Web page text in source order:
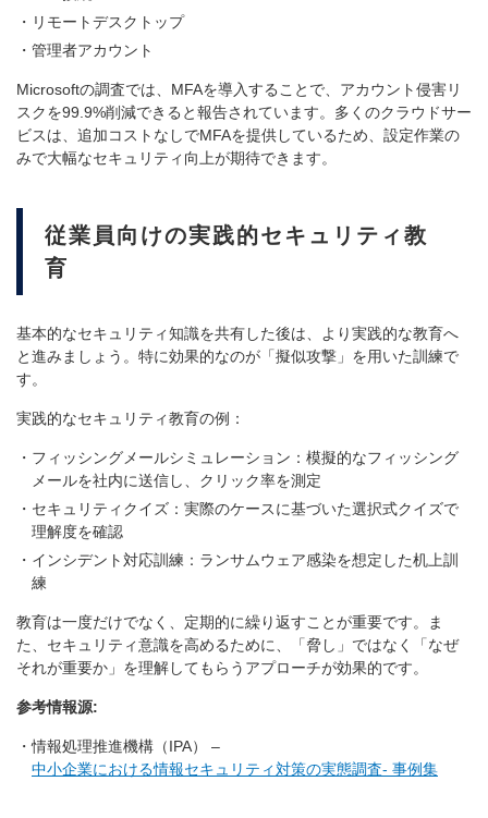
リモートデスクトップ
管理者アカウント
Microsoftの調査では、MFAを導入することで、アカウント侵害リ
スクを99.9%削減できると報告されています。多くのクラウドサー
ビスは、追加コストなしでMFAを提供しているため、設定作業の
みで大幅なセキュリティ向上が期待できます。
従業員向けの実践的セキュリティ教
育
基本的なセキュリティ知識を共有した後は、より実践的な教育へ
と進みましょう。特に効果的なのが「擬似攻撃」を用いた訓練で
す。
実践的なセキュリティ教育の例：
フィッシングメールシミュレーション：模擬的なフィッシング
メールを社内に送信し、クリック率を測定
セキュリティクイズ：実際のケースに基づいた選択式クイズで
理解度を確認
インシデント対応訓練：ランサムウェア感染を想定した机上訓
練
教育は一度だけでなく、定期的に繰り返すことが重要です。ま
た、セキュリティ意識を高めるために、「脅し」ではなく「なぜ
それが重要か」を理解してもらうアプローチが効果的です。
参考情報源:
情報処理推進機構（IPA） –
中小企業における情報セキュリティ対策の実態調査- 事例集